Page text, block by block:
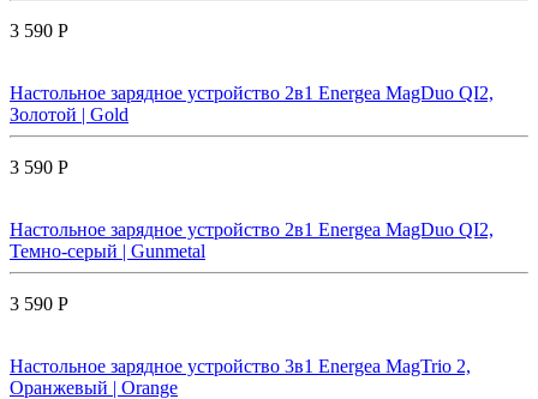
3 590 Р
Настольное зарядное устройство 2в1 Energea MagDuo QI2,
Золотой | Gold
3 590 Р
Настольное зарядное устройство 2в1 Energea MagDuo QI2,
Темно-серый | Gunmetal
3 590 Р
Настольное зарядное устройство 3в1 Energea MagTrio 2,
Оранжевый | Orange